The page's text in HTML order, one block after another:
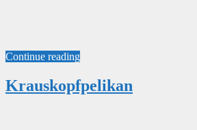
Continue reading
Krauskopfpelikan